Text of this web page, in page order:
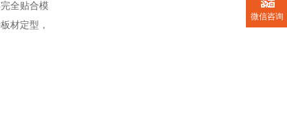
全贴合模
材定型，
微信咨询